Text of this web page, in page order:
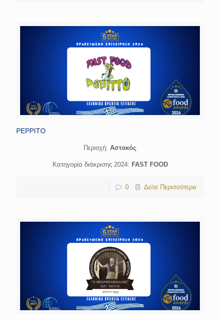
PEPPITO
Περιοχή: Αστακός
Κατηγορία διάκρισης 2024: FAST FOOD
0 Δείτε Περισσότερα